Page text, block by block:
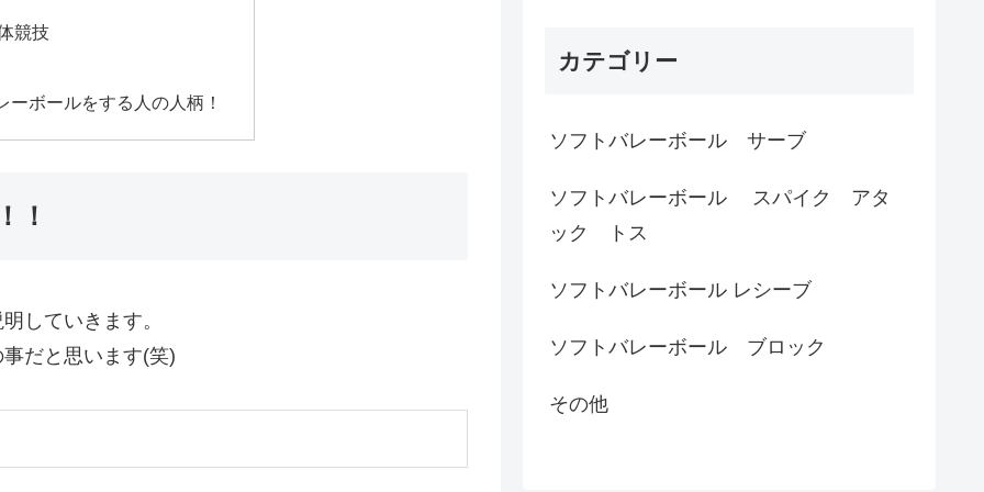
競技
ーボールをする人の人柄！
！
していきます。
だと思います(笑)
カテゴリー
ソフトバレーボール サーブ
ソフトバレーボール スパイク アタ
ック トス
ソフトバレーボール レシーブ
ソフトバレーボール ブロック
その他